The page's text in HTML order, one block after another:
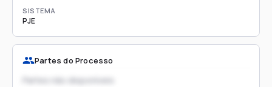
SISTEMA
PJE
Partes do Processo
Partes não disponíveis